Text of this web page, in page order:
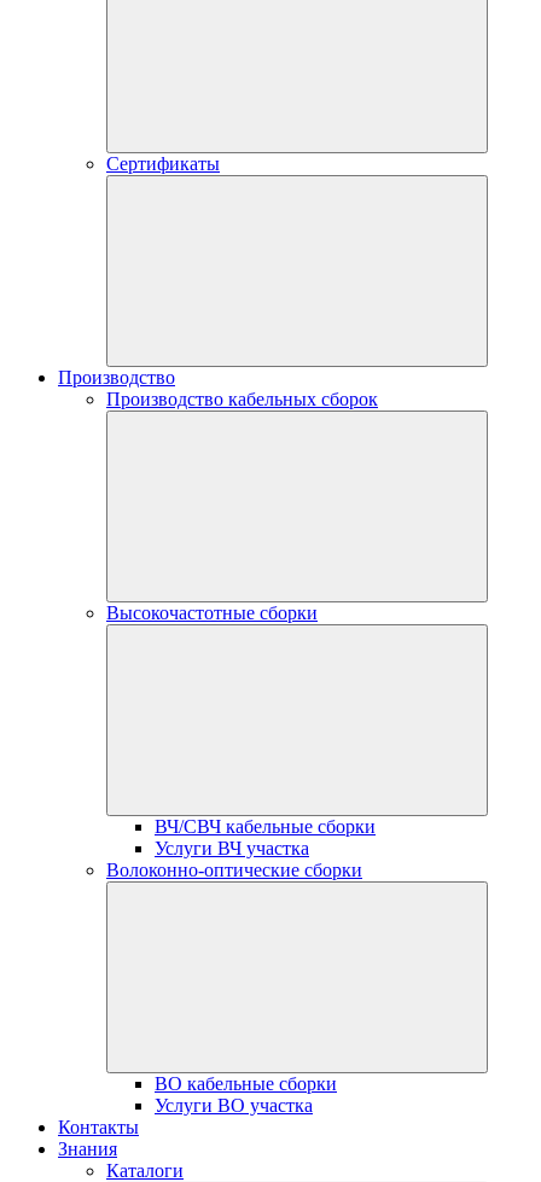
Сертификаты
Производство
Производство кабельных сборок
Высокочастотные сборки
ВЧ/СВЧ кабельные сборки
Услуги ВЧ участка
Волоконно-оптические сборки
ВО кабельные сборки
Услуги ВО участка
Контакты
Знания
Каталоги